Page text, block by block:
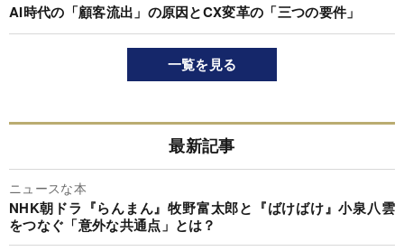
AI時代の「顧客流出」の原因とCX変革の「三つの要件」
一覧を見る
最新記事
ニュースな本
NHK朝ドラ『らんまん』牧野富太郎と『ばけばけ』小泉八雲
をつなぐ「意外な共通点」とは？